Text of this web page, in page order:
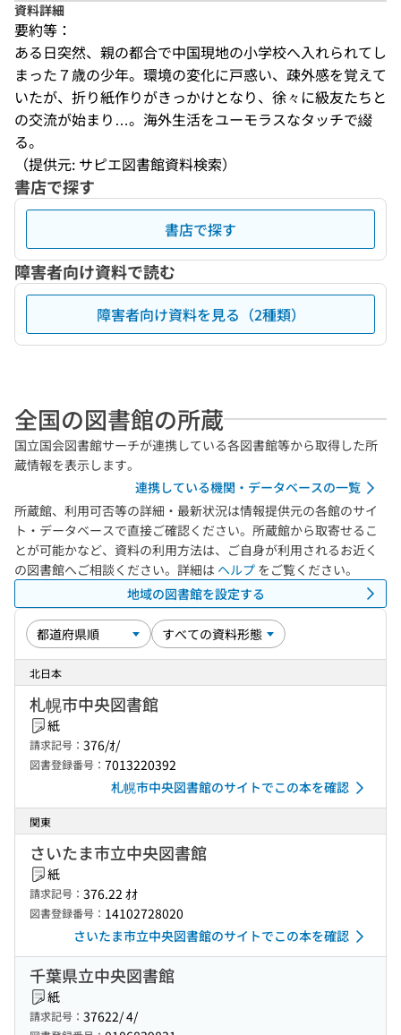
資料詳細
要約等：
ある日突然、親の都合で中国現地の小学校へ入れられてし
まった７歳の少年。環境の変化に戸惑い、疎外感を覚えて
いたが、折り紙作りがきっかけとなり、徐々に級友たちと
の交流が始まり…。海外生活をユーモラスなタッチで綴
る。
（提供元: サピエ図書館資料検索）
書店で探す
書店で探す
障害者向け資料で読む
障害者向け資料を見る（2種類）
全国の図書館の所蔵
国立国会図書館サーチが連携している各図書館等から取得した所
蔵情報を表示します。
連携している機関・データベースの一覧
所蔵館、利用可否等の詳細・最新状況は情報提供元の各館のサイ
ト・データベースで直接ご確認ください。所蔵館から取寄せるこ
とが可能かなど、資料の利用方法は、ご自身が利用されるお近く
の図書館へご相談ください。詳細は ヘルプ をご覧ください。
地域の図書館を設定する
北日本
札幌市中央図書館
紙
請求記号： 376/ｵ/
図書登録番号： 7013220392
札幌市中央図書館のサイトでこの本を確認
関東
さいたま市立中央図書館
紙
請求記号： 376.22 ｵｵ
図書登録番号： 14102728020
さいたま市立中央図書館のサイトでこの本を確認
千葉県立中央図書館
紙
請求記号： 37622/ 4/